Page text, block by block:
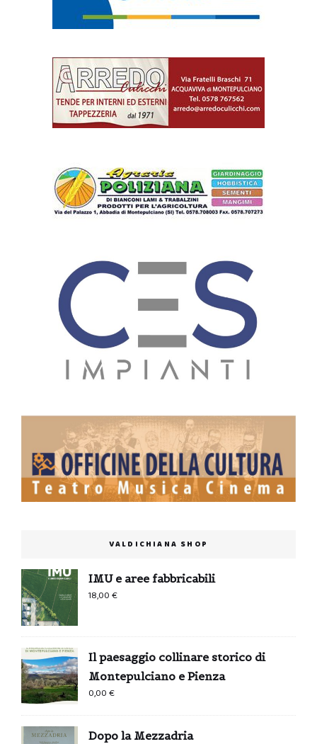
VALDICHIANA SHOP
IMU e aree fabbricabili
18,00€
Il paesaggio collinare storico di
Montepulciano e Pienza
0,00€
Dopo la Mezzadria